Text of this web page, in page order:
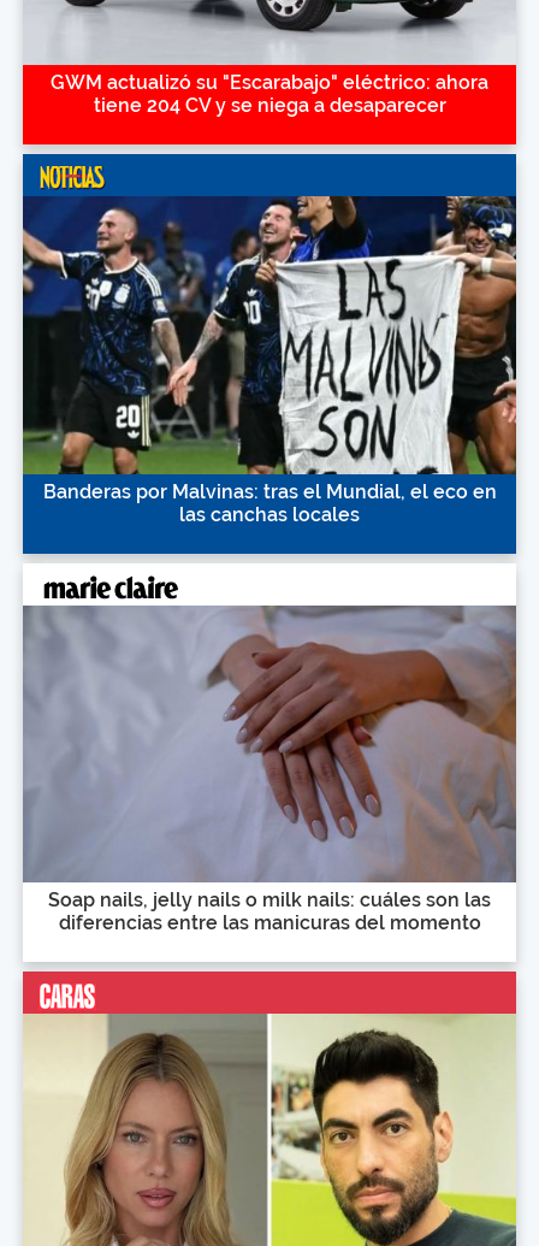
GWM actualizó su "Escarabajo" eléctrico: ahora
tiene 204 CV y se niega a desaparecer
Banderas por Malvinas: tras el Mundial, el eco en
las canchas locales
Soap nails, jelly nails o milk nails: cuáles son las
diferencias entre las manicuras del momento